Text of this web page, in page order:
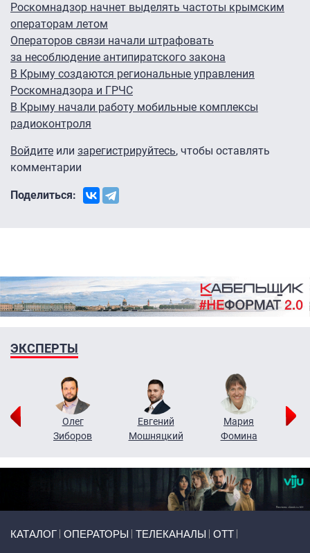
Роскомнадзор начнет выделять частоты крымским
операторам летом
Операторов связи начали штрафовать
за несоблюдение антипиратского закона
В Крыму создаются региональные управления
Роскомнадзора и ГРЧС
В Крыму начали работу мобильные комплексы
радиоконтроля
Войдите или зарегистрируйтесь, чтобы оставлять
комментарии
Поделиться:
ЭКСПЕРТЫ
Олег
Зиборов
Евгений
Мошняцкий
Мария
Фомина
КАТАЛОГ ОПЕРАТОРЫ ТЕЛЕКАНАЛЫ ОТТ